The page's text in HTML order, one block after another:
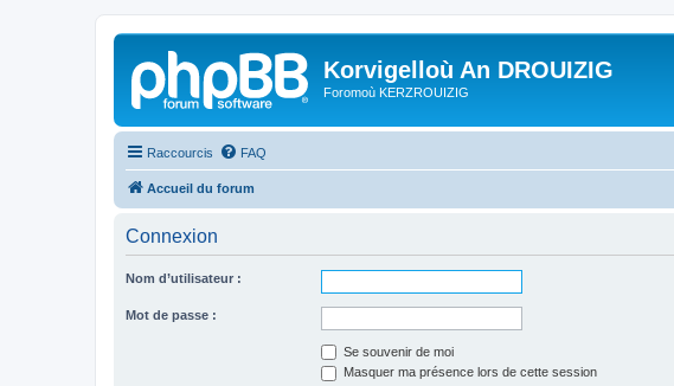
Korvigelloù An DROUIZIG
Foromoù KERZROUIZIG
Raccourcis FAQ
Accueil du forum
Connexion
Nom d’utilisateur :
Mot de passe :
Se souvenir de moi
Masquer ma présence lors de cette session